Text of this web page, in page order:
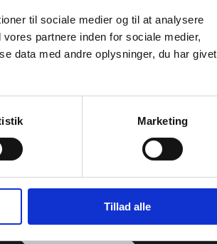
til sociale medier og til at analysere
partnere inden for sociale medier,
data med andre oplysninger, du har givet
Marketing
Tillad alle